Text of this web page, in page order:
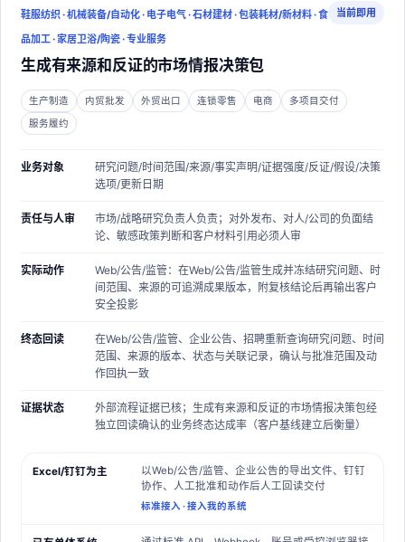
鞋服纺织 · 机械装备/自动化 · 电子电气 · 石材建材 · 包装耗材/新材料 · 食
品加工 · 家居卫浴/陶瓷 · 专业服务
生成有来源和反证的市场情报决策包
当前即用
生产制造 内贸批发 外贸出口 连锁零售 电商
多项目交付
服务履约
业务对象
研究问题/时间范围/来源/事实声明/证据强度/反证/假设/决策
选项/更新日期
责任与人审 市场/战略研究负责人负责； 对外发布、对人/公司的负面结
论、敏感政策判断和客户材料引用必须人审
实际动作
Web/公告/监管：在Web/公告/监管生成并冻结研究问题、时
间范围、来源的可追溯成果版本，附复核结论后再输出客户
安全投影
终态回读
在Web/公告/监管、企业公告、招聘重新查询研究问题、时间
范围、来源的版本、状态与关联记录，确认与批准范围及动
作回执一致
证据状态 外部流程证据已核； 生成有来源和反证的市场情报决策包经
独立回读确认的业务终态达成率（客户基线建立后衡量）
Excel/钉钉为主
以Web/公告/监管、企业公告的导出文件、钉钉
协作、人工批准和动作后人工回读交付
标准接入 ·接入我的系统